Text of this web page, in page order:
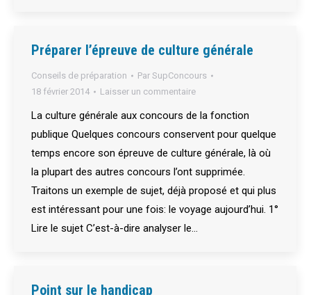
Préparer l’épreuve de culture générale
Conseils de préparation Par SupConcours
18 février 2014
Laisser un commentaire
La culture générale aux concours de la fonction
publique Quelques concours conservent pour quelque
temps encore son épreuve de culture générale, là où
la plupart des autres concours l’ont supprimée.
Traitons un exemple de sujet, déjà proposé et qui plus
est intéressant pour une fois: le voyage aujourd’hui. 1°
Lire le sujet C’est-à-dire analyser le…
Point sur le handicap